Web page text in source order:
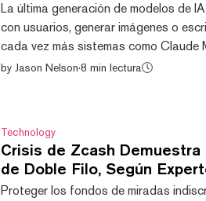
La última generación de modelos de
con usuarios, generar imágenes o
cada vez más sistemas como Claude
y GPT-5.5 de OpenAI, para identificar
by Jason Nelson·8 min lectura
Technology
Crisis de Zcash
de Doble Filo, Según
Proteger los fondos de miradas